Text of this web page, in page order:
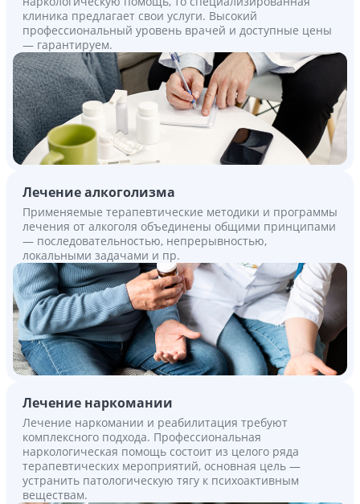
клиника предлагает свои услуги. Высокий
профессиональный уровень врачей и доступные цены
— гарантируем.
Лечение алкоголизма
Применяемые терапевтические методики и программы
лечения от алкоголя объединены общими принципами
— последовательностью, непрерывностью,
локальными задачами и пр.
Лечение наркомании
Лечение наркомании и реабилитация требуют
комплексного подхода. Профессиональная
наркологическая помощь состоит из целого ряда
терапевтических мероприятий, основная цель —
устранить патологическую тягу к психоактивным
веществам.